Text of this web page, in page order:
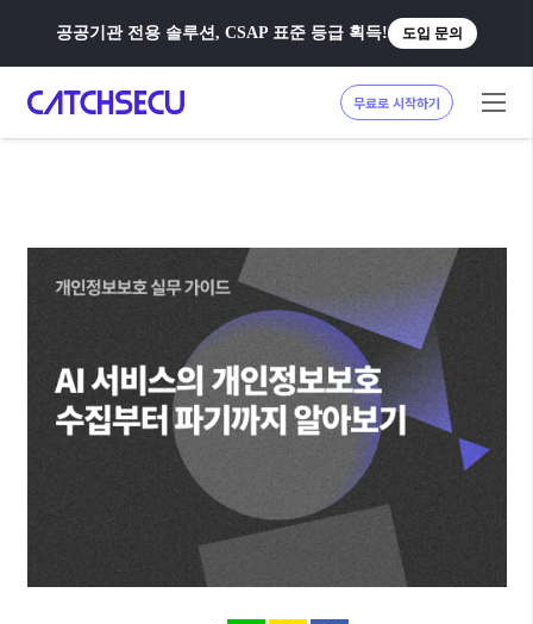
공공기관 전용 솔루션, CSAP 표준 등급 획득! 도입 문의
무료로 시작하기